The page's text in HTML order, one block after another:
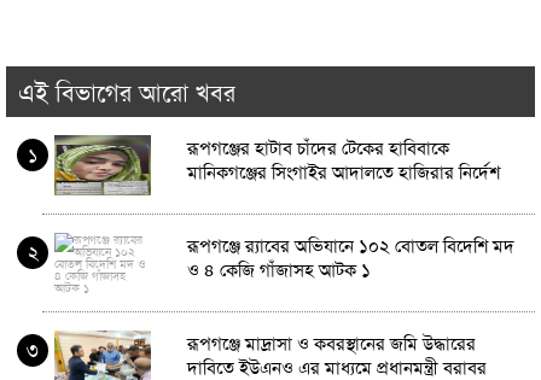
এই বিভাগের আরো খবর
১
রূপগঞ্জের হাটাব চাঁদের টেকের হাবিবাকে
মানিকগঞ্জের সিংগাইর আদালতে হাজিরার নির্দেশ
২
রূপগঞ্জে র‍্যাবের অভিযানে ১০২ বোতল বিদেশি মদ
ও ৪ কেজি গাঁজাসহ আটক ১
৩
রূপগঞ্জে মাদ্রাসা ও কবরস্থানের জমি উদ্ধারের
দাবিতে ইউএনও এর মাধ্যমে প্রধানমন্ত্রী বরাবর